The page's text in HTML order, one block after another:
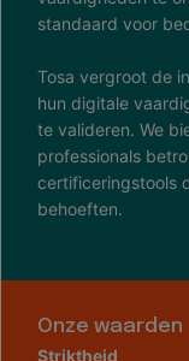
standaard voor
Tosa vergroot de
hun digitale
te valideren. We
professionals
certificeringstools
behoeften.
Onze waarden
Striktheid